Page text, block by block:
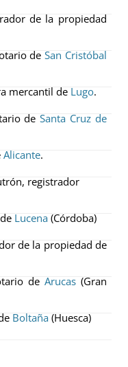
de la propiedad
deSan Cristóbal
mercantil de Lugo.
deSanta Cruz de
Alicante.
registrador
Lucena (Córdoba)
de la propiedad de
de Arucas(Gran
Boltaña (Huesca)